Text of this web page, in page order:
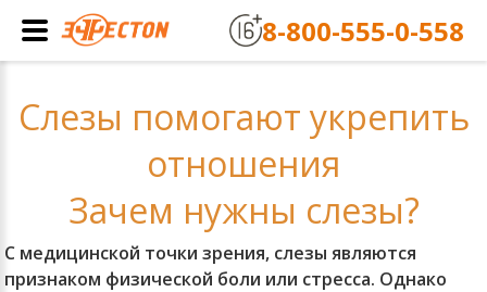
Слезы помогают укрепить
отношения
Зачем нужны слезы?
С медицинской точки зрения, слезы являются
признаком физической боли или стресса. Однако
8-800-555-0-558